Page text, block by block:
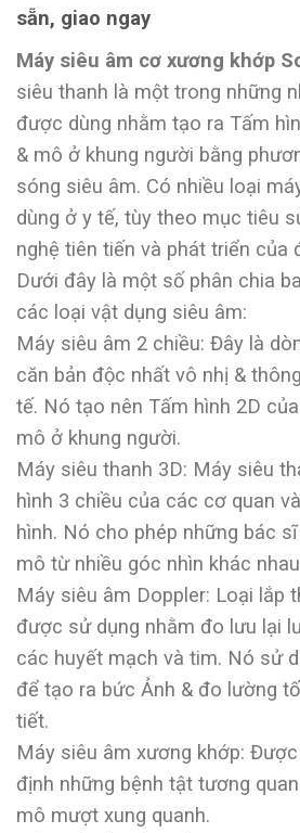
sẵn, giao ngay
Máy siêu âm cơ xương khớp
siêu thanh là một trong những
được dùng nhằm tạo ra Tấm
& mô ở khung người bằng
sóng siêu âm. Có nhiều loại
dùng ở y tế, tùy theo mục tiêu
nghệ tiên tiến và phát triển của
Dưới đây là một số phân chia
các loại vật dụng siêu âm:
Máy siêu âm 2 chiều: Đây là
căn bản độc nhất vô nhị &
tế. Nó tạo nên Tấm hình 2D
mô ở khung người.
Máy siêu thanh 3D: Máy siêu
hình 3 chiều của các cơ quan
hình. Nó cho phép những bác
mô từ nhiều góc nhìn khác
Máy siêu âm Doppler: Loại lắp
được sử dụng nhằm đo lưu lại
các huyết mạch và tim. Nó sử
để tạo ra bức Ảnh & đo lường
tiết.
Máy siêu âm xương khớp:
định những bệnh tật tương
mô mượt xung quanh.